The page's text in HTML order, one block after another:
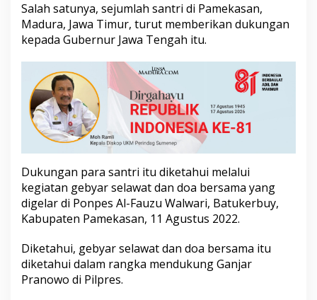
m
e
a
s
a
n
u
r
Salah satunya, sejumlah santri di Pamekasan,
Madura, Jawa Timur, turut memberikan dukungan
kepada Gubernur Jawa Tengah itu.
Dukungan para santri itu diketahui melalui
kegiatan gebyar selawat dan doa bersama yang
digelar di Ponpes Al-Fauzu Walwari, Batukerbuy,
Kabupaten Pamekasan, 11 Agustus 2022.
Diketahui, gebyar selawat dan doa bersama itu
diketahui dalam rangka mendukung Ganjar
Pranowo di Pilpres.